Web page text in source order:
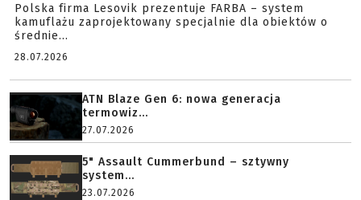
Polska firma Lesovik prezentuje FARBA – system
kamuflażu zaprojektowany specjalnie dla obiektów o
średnie...
28.07.2026
ATN Blaze Gen 6: nowa generacja
termowiz...
27.07.2026
5" Assault Cummerbund – sztywny
system...
23.07.2026